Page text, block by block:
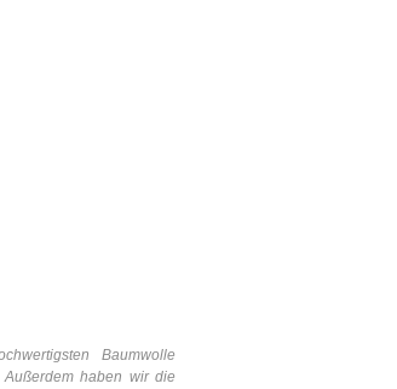
Baumwolle
haben wir die